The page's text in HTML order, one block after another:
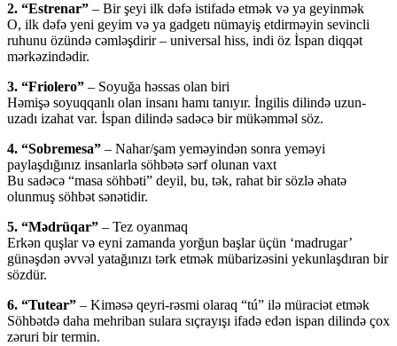
2. “Estrenar” – Bir şeyi ilk dəfə istifadə etmək və ya geyinmək
O, ilk dəfə yeni geyim və ya gadgetı nümayiş etdirməyin sevincli
ruhunu özündə cəmləşdirir – universal hiss, indi öz İspan diqqət
mərkəzindədir.
3. “Friolero” – Soyuğa həssas olan biri
Həmişə soyuqqanlı olan insanı hamı tanıyır. İngilis dilində uzun-
uzadı izahat var. İspan dilində sadəcə bir mükəmməl söz.
4. “Sobremesa” – Nahar/şam yeməyindən sonra yeməyi
paylaşdığınız insanlarla söhbətə sərf olunan vaxt
Bu sadəcə “masa söhbəti” deyil, bu, tək, rahat bir sözlə əhatə
olunmuş söhbət sənətidir.
5. “Mədrüqar” – Tez oyanmaq
Erkən quşlar və eyni zamanda yorğun başlar üçün ‘madrugar’
günəşdən əvvəl yatağınızı tərk etmək mübarizəsini yekunlaşdıran bir
sözdür.
6. “Tutear” – Kiməsə qeyri-rəsmi olaraq “tú” ilə müraciət etmək
Söhbətdə daha mehriban sulara sıçrayışı ifadə edən ispan dilində çox
zəruri bir termin.